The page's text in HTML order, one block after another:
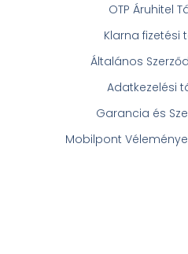
OTP Áruhitel
Klarna fizetési
Általános
Adatkezelési
Garancia és
Mobilpont